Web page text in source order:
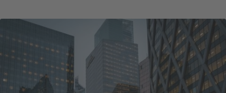
Image